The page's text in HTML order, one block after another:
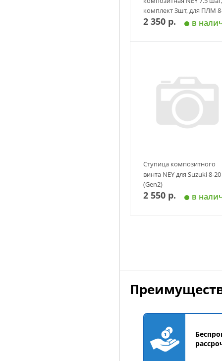
комплект 3шт, для ПЛМ
9.8 л.с.
2 350 р. в
Ступица композитного
винта NEY для Suzuki 8-20
(Gen2)
2 550 р. в